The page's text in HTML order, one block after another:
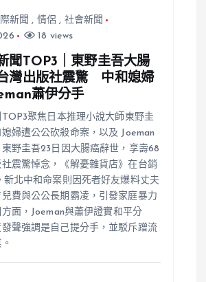
新聞 , 情侶 , 社會新聞
18 views
聞TOP3｜東野圭吾大腸
灣出版社震驚 中和媳婦
蕭伊分手
聚焦日本推理小說大師東野圭
婦遭公公砍殺命案，以及 Joeman
野圭吾23日因大腸癌辭世，享壽68
震驚悼念，《解憂雜貨店》在台銷
新北中和命案則因死者好友爆料丈夫
費與公公長期霸凌，引發家庭暴力
面，Joeman與蕭伊證實和平分
聲強調是自己提分手，並駁斥蹭流